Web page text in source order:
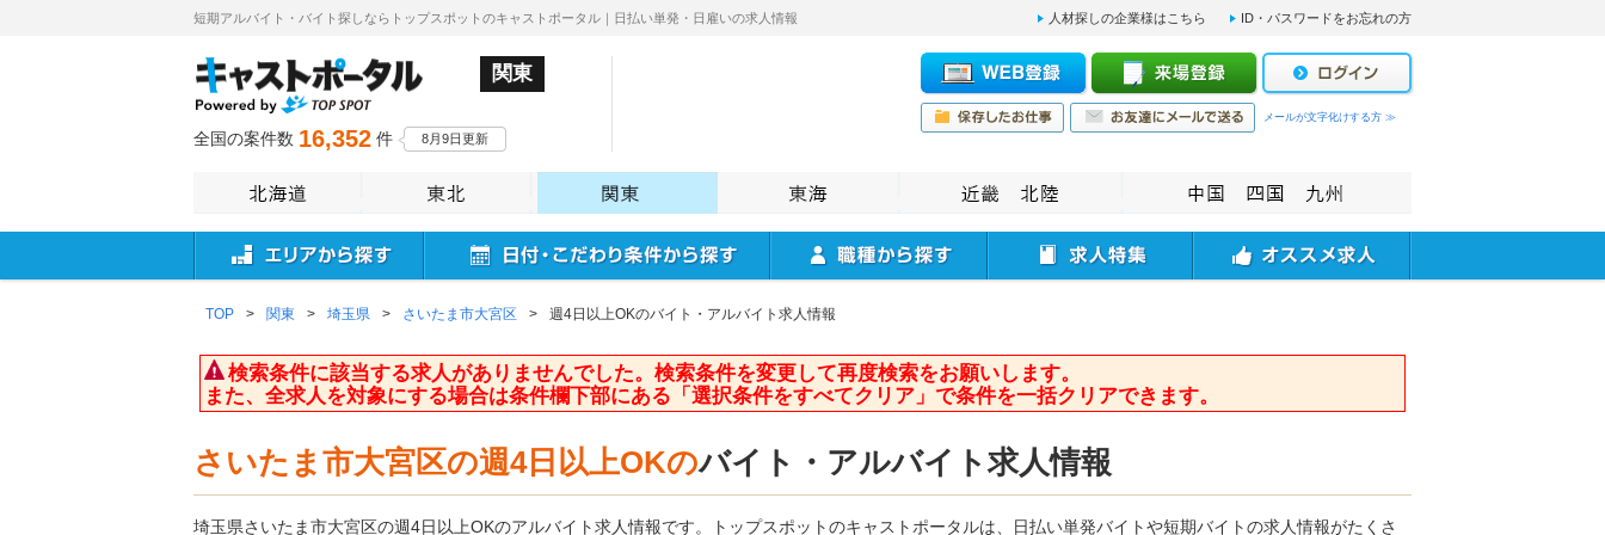
短期アルバイト・バイト探しならトップスポットのキャストポータル｜日払い単発・日雇いの求人情報 人材探しの企業様はこちら ID・パスワードをお忘れの方
関東
全国の案件数 16,352 件 8月9日更新
メールが文字化けする方 ≫
TOP > 関東 > 埼玉県 > さいたま市大宮区 > 週4日以上OKのバイト・アルバイト求人情報
検索条件に該当する求人がありませんでした。検索条件を変更して再度検索をお願いします。
また、全求人を対象にする場合は条件欄下部にある「選択条件をすべてクリア」で条件を一括クリアできます。
さいたま市大宮区の週4日以上OKのバイト・アルバイト求人情報
埼玉県さいたま市大宮区の週4日以上OKのアルバイト求人情報です。トップスポットのキャストポータルは、日払い単発バイトや短期バイトの求人情報がたくさ